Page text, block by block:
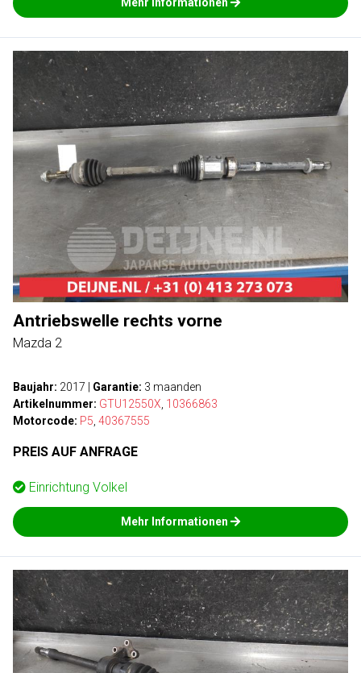
Antriebswelle rechts vorne
Mazda 2
Baujahr: 2017 Garantie: 3 maanden
Artikelnummer: GTU12550X 10366863
Motorcode: P5 40367555
PREIS AUF ANFRAGE
Einrichtung Volkel
Mehr Informationen